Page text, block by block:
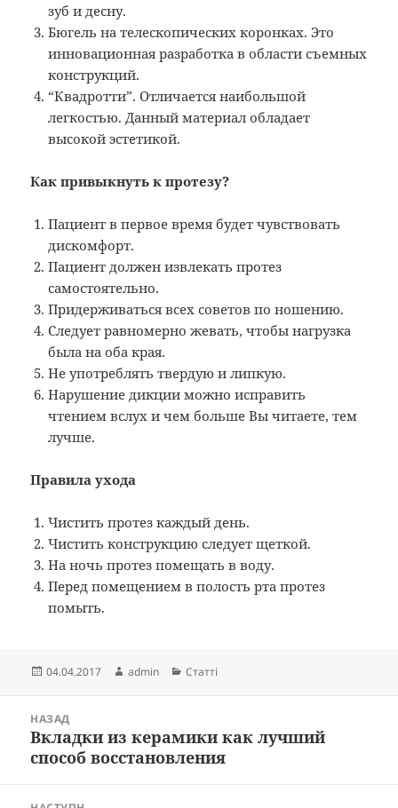
зуб и десну.
Бюгель на телескопических коронках. Это
инновационная разработка в области съемных
конструкций.
“Квадротти”. Отличается наибольшой
легкостью. Данный материал обладает
высокой эстетикой.
Как привыкнуть к протезу?
Пациент в первое время будет чувствовать
дискомфорт.
Пациент должен извлекать протез
самостоятельно.
Придерживаться всех советов по ношению.
Следует равномерно жевать, чтобы нагрузка
была на оба края.
Не употреблять твердую и липкую.
Нарушение дикции можно исправить
чтением вслух и чем больше Вы читаете, тем
лучше.
Правила ухода
Чистить протез каждый день.
Чистить конструкцию следует щеткой.
На ночь протез помещать в воду.
Перед помещением в полость рта протез
помыть.
Опубліковано
04.04.2017 Автор
admin Категорії
Статті
записівНАЗАД
Попередній
запис:
Вкладки из керамики как лучший
способ восстановления